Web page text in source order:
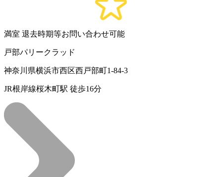
満室 退去時期等お問い合わせ可能
戸部パリークラッド
神奈川県横浜市西区西戸部町1-84-3
JR根岸線桜木町駅 徒歩16分